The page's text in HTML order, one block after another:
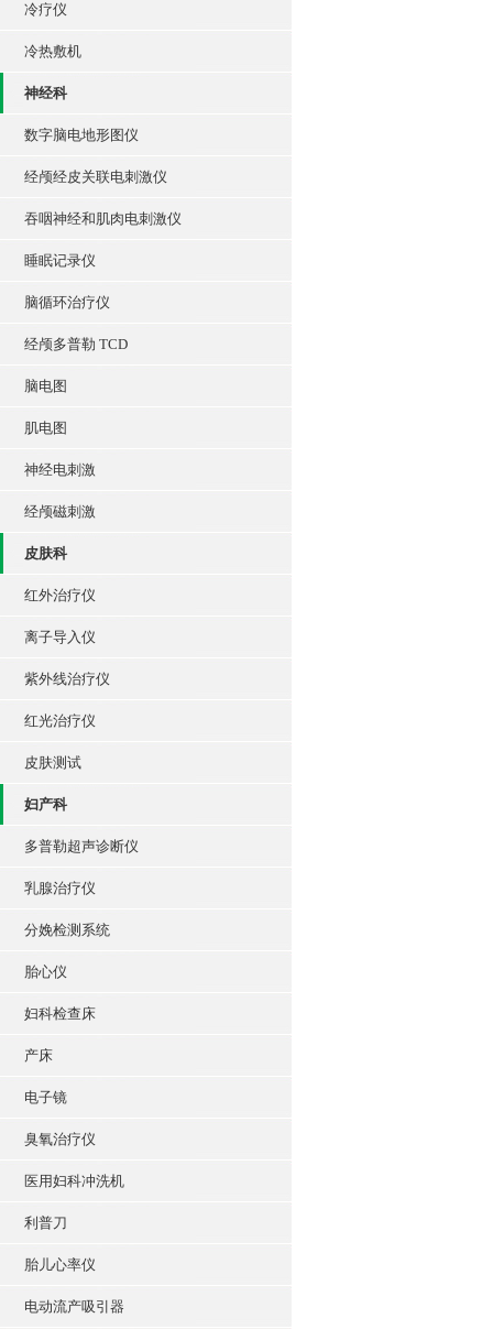
冷疗仪
冷热敷机
神经科
数字脑电地形图仪
经颅经皮关联电刺激仪
吞咽神经和肌肉电刺激仪
睡眠记录仪
脑循环治疗仪
经颅多普勒 TCD
脑电图
肌电图
神经电刺激
经颅磁刺激
皮肤科
红外治疗仪
离子导入仪
紫外线治疗仪
红光治疗仪
皮肤测试
妇产科
多普勒超声诊断仪
乳腺治疗仪
分娩检测系统
胎心仪
妇科检查床
产床
电子镜
臭氧治疗仪
医用妇科冲洗机
利普刀
胎儿心率仪
电动流产吸引器